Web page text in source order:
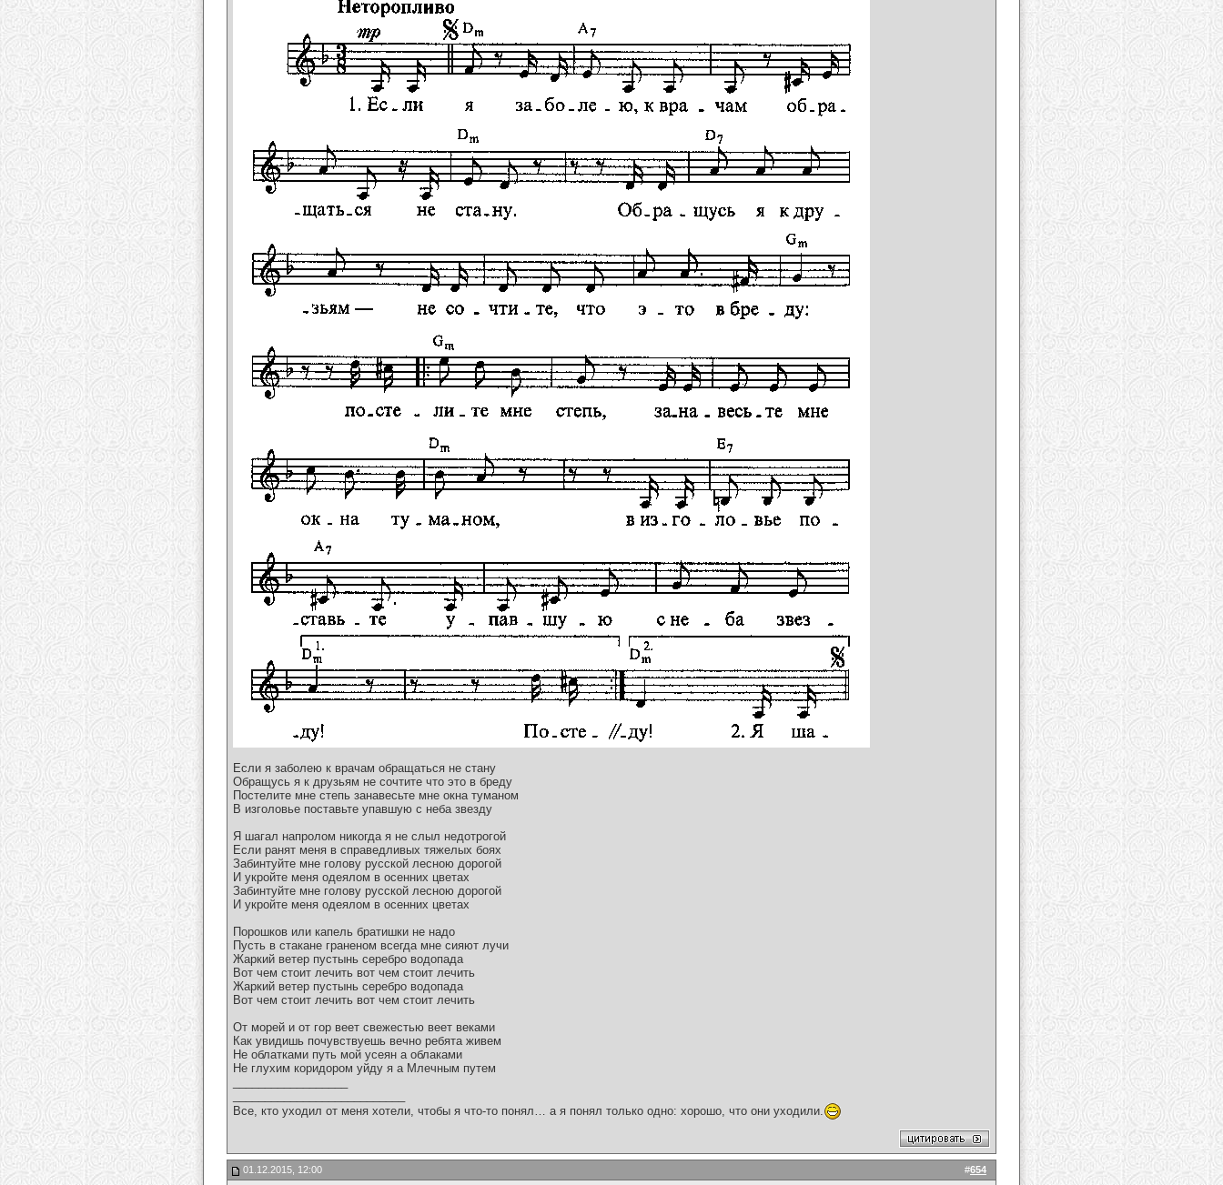
Если я заболею к врачам обращаться не стану
Обращусь я к друзьям не сочтите что это в бреду
Постелите мне степь занавесьте мне окна туманом
В изголовье поставьте упавшую с неба звезду
Я шагал напролом никогда я не слыл недотрогой
Если ранят меня в справедливых тяжелых боях
Забинтуйте мне голову русской лесною дорогой
И укройте меня одеялом в осенних цветах
Забинтуйте мне голову русской лесною дорогой
И укройте меня одеялом в осенних цветах
Порошков или капель братишки не надо
Пусть в стакане граненом всегда мне сияют лучи
Жаркий ветер пустынь серебро водопада
Вот чем стоит лечить вот чем стоит лечить
Жаркий ветер пустынь серебро водопада
Вот чем стоит лечить вот чем стоит лечить
От морей и от гор веет свежестью веет веками
Как увидишь почувствуешь вечно ребята живем
Не облатками путь мой усеян а облаками
Не глухим коридором уйду я а Млечным путем
Все, кто уходил от меня хотели, чтобы я что-то понял… а я понял только одно: хорошо, что они уходили.
#654
01.12.2015, 12:00